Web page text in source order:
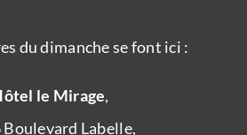
du dimanche se font ici :
le Mirage,
Boulevard Labelle,